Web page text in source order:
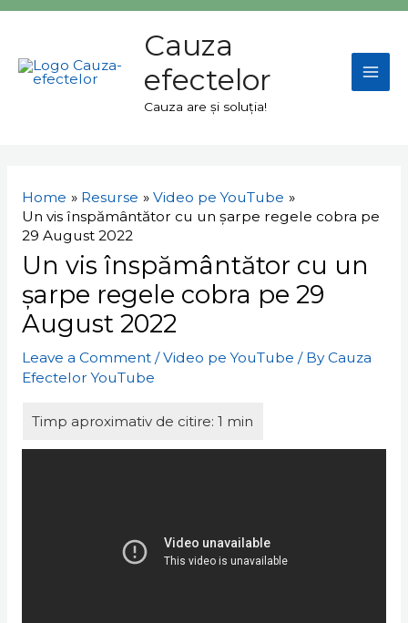
Skip
content
Cauza
efectelor
Cauza are și soluția!
Home Resurse
Video pe YouTube
Un vis înspământător cu un șarpe regele cobra pe
29 August 2022
Un vis înspământător cu un
șarpe regele cobra pe 29
August 2022
Leave a Comment /Video pe YouTube / ByCauza
Efectelor YouTube
articole